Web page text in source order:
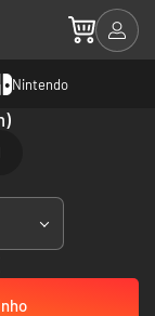
Nintendo